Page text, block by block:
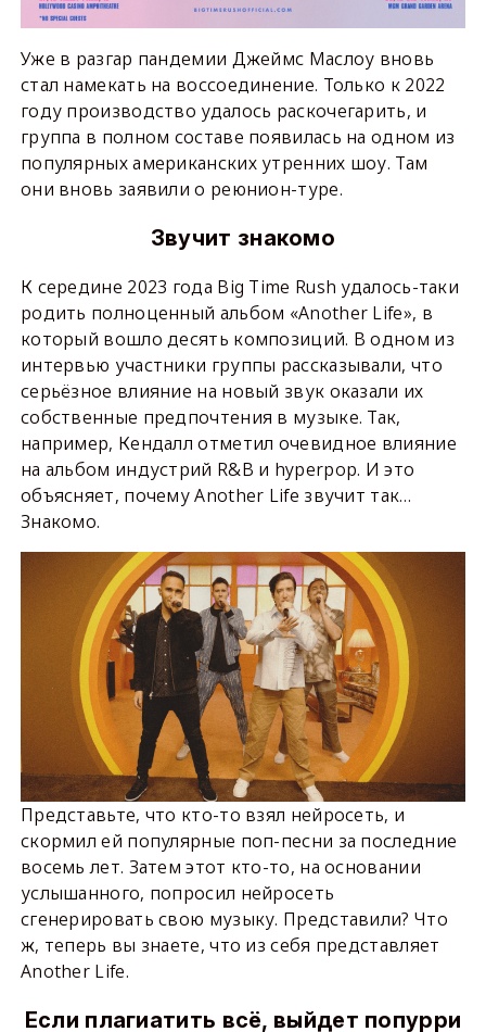
Уже в разгар пандемии Джеймс Маслоу вновь
стал намекать на воссоединение. Только к 2022
году производство удалось раскочегарить, и
группа в полном составе появилась на одном из
популярных американских утренних шоу. Там
они вновь заявили о реюнион-туре.
Звучит знакомо
К середине 2023 года Big Time Rush удалось-таки
родить полноценный альбом «Another Life», в
который вошло десять композиций. В одном из
интервью участники группы рассказывали, что
серьёзное влияние на новый звук оказали их
собственные предпочтения в музыке. Так,
например, Кендалл отметил очевидное влияние
на альбом индустрий R&B и hyperpop. И это
объясняет, почему Another Life звучит так…
Знакомо.
Представьте, что кто-то взял нейросеть, и
скормил ей популярные поп-песни за последние
восемь лет. Затем этот кто-то, на основании
услышанного, попросил нейросеть
сгенерировать свою музыку. Представили? Что
ж, теперь вы знаете, что из себя представляет
Another Life.
Если плагиатить всё, выйдет попурри